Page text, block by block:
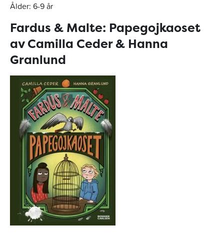
Ålder: 6-9 år
Fardus & Malte: Papegojkaoset
av Camilla Ceder & Hanna
Granlund